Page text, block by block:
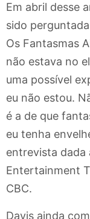
Em abril desse
sido
Os Fantasmas
não estava no
uma possível
eu não estou.
é a de que
eu tenha
entrevista dada
Entertainment
CBC.
Davis ainda